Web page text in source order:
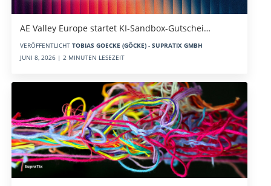
AE Valley Europe startet KI-Sandbox-Gutschei…
VERÖFFENTLICHT TOBIAS GOECKE (GÖCKE) - SUPRATIX GMBH
JUNI 8, 2026 | 2 MINUTEN LESEZEIT